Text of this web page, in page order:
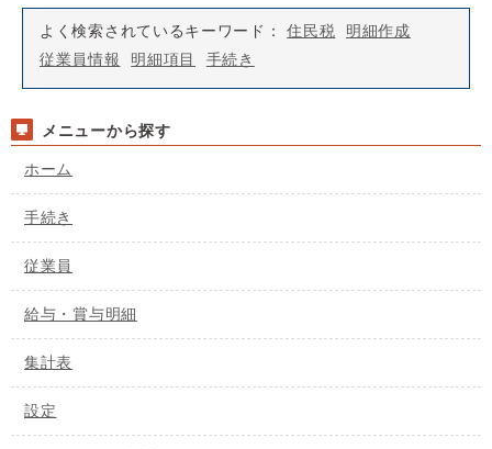
よく検索されているキーワード：住民税
明細作成
従業員情報
明細項目 手続き
メニューから探す
ホーム
手続き
従業員
給与・賞与明細
集計表
設定